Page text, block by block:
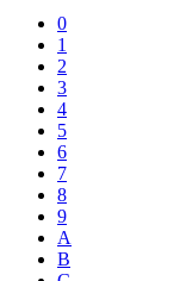
0
1
2
3
4
5
6
7
8
9
A
B